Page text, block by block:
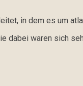
in dem es um
dabei waren sich